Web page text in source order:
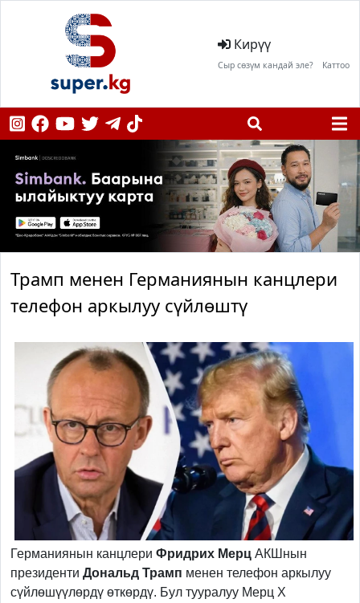
Кирүү
Сыр сөзүм кандай эле? Каттоо
Трамп менен Германиянын канцлери
телефон аркылуу сүйлөштү
Германиянын канцлери Фридрих Мерц АКШнын
президенти Дональд Трамп менен телефон аркылуу
сүйлөшүүлөрдү өткөрдү. Бул тууралуу Мерц X